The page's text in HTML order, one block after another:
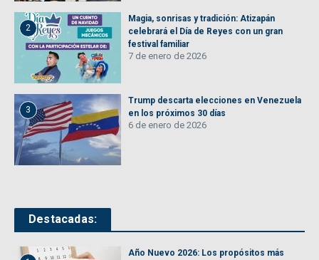
2
Magia, sonrisas y tradición: Atizapán
celebrará el Día de Reyes con un gran
festival familiar
7 de enero de 2026
3
Trump descarta elecciones en Venezuela
en los próximos 30 días
6 de enero de 2026
Destacadas:
Año Nuevo 2026: Los propósitos más